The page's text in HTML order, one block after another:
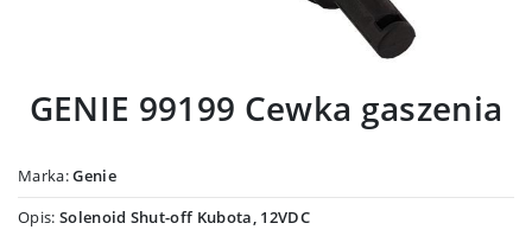
GENIE 99199 Cewka gaszenia
Marka:Genie
Opis: Solenoid Shut-off Kubota, 12VDC